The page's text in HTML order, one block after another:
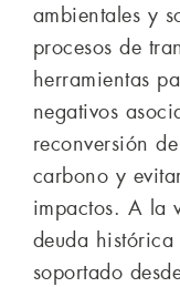
ambientales y
procesos de
herramientas
negativos
reconversión
carbono y
impactos. A la
deuda
soportado